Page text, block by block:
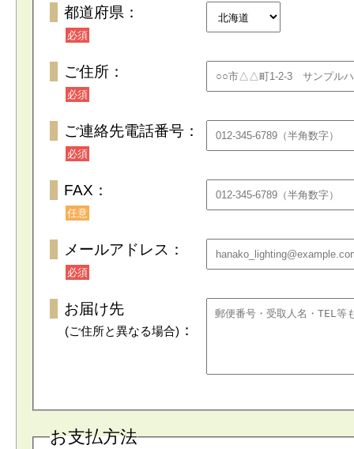
都道府県：
必須
ご住所：
必須
ご連絡先電話番号：
必須
FAX：
任意
メールアドレス：
必須
お届け先
(ご住所と異なる場合) ：
お支払方法